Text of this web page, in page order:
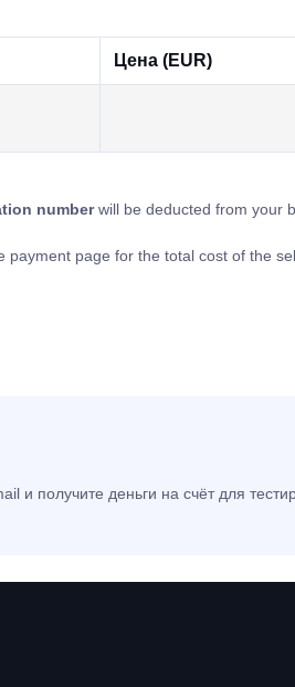
Цена (EUR)
numberwill be deducted from your
page for the total cost of the
и получите деньги на счёт для